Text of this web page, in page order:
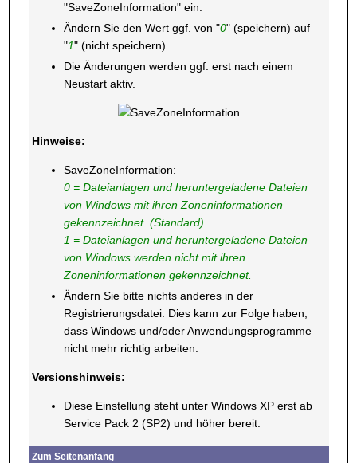
"SaveZoneInformation" ein.
Ändern Sie den Wert ggf. von "0" (speichern) auf
"1" (nicht speichern).
Die Änderungen werden ggf. erst nach einem
Neustart aktiv.
Hinweise:
SaveZoneInformation:
0 = Dateianlagen und heruntergeladene Dateien
von Windows mit ihren Zoneninformationen
gekennzeichnet. (Standard)
1 = Dateianlagen und heruntergeladene Dateien
von Windows werden nicht mit ihren
Zoneninformationen gekennzeichnet.
Ändern Sie bitte nichts anderes in der
Registrierungsdatei. Dies kann zur Folge haben,
dass Windows und/oder Anwendungsprogramme
nicht mehr richtig arbeiten.
Versionshinweis:
Diese Einstellung steht unter Windows XP erst ab
Service Pack 2 (SP2) und höher bereit.
Zum Seitenanfang